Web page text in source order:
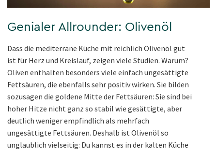
Genialer Allrounder: Olivenöl
Dass die mediterrane Küche mit reichlich Olivenöl gut
ist für Herz und Kreislauf, zeigen viele Studien. Warum?
Oliven enthalten besonders viele einfach ungesättigte
Fettsäuren, die ebenfalls sehr positiv wirken. Sie bilden
sozusagen die goldene Mitte der Fettsäuren: Sie sind bei
hoher Hitze nicht ganz so stabil wie gesättigte, aber
deutlich weniger empfindlich als mehrfach
ungesättigte Fettsäuren. Deshalb ist Olivenöl so
unglaublich vielseitig: Du kannst es in der kalten Küche